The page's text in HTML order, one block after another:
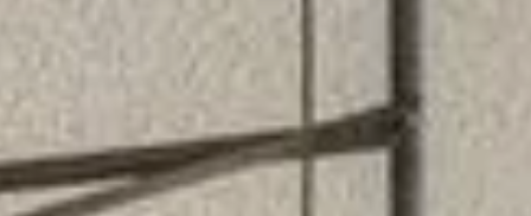
Sehenswürdigkeiten
Familienurlaub
Aktivurlaub